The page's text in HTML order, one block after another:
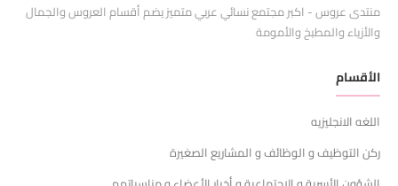
منتدى عروس - اكبر مجتمع نسائي عربي متميز يضم أقسام العروس والجمال
والأزياء والمطبخ والأمومة
الأقسام
اللغه الانجليزيه
ركن التوظيف و الوظائف و المشاريع الصغيرة